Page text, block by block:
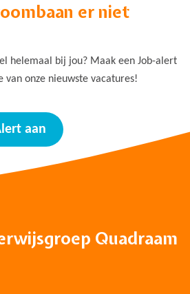
er niet
helemaal bij jou? Maak een Job-alert
van onze nieuwste vacatures!
aan
Quadraam